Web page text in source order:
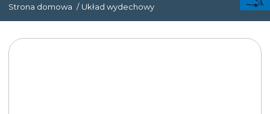
Strona domowa Układ wydechowy